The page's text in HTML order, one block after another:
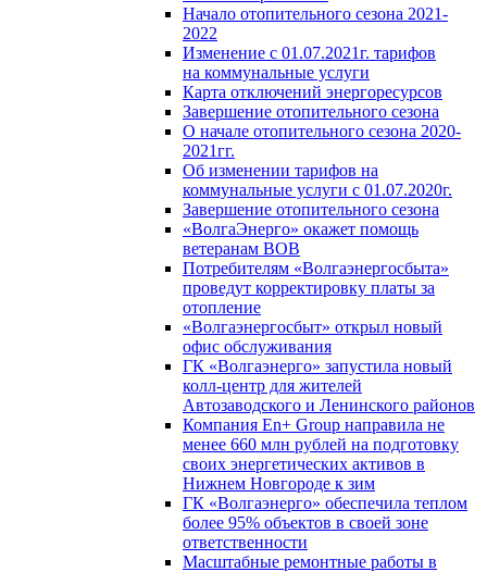
Начало отопительного сезона 2021-
2022
Изменение с 01.07.2021г. тарифов
на коммунальные услуги
Карта отключений энергоресурсов
Завершение отопительного сезона
О начале отопительного сезона 2020-
2021гг.
Об изменении тарифов на
коммунальные услуги с 01.07.2020г.
Завершение отопительного сезона
«ВолгаЭнерго» окажет помощь
ветеранам ВОВ
Потребителям «Волгаэнергосбыта»
проведут корректировку платы за
отопление
«Волгаэнергосбыт» открыл новый
офис обслуживания
ГК «Волгаэнерго» запустила новый
колл-центр для жителей
Автозаводского и Ленинского районов
Компания En+ Group направила не
менее 660 млн рублей на подготовку
своих энергетических активов в
Нижнем Новгороде к зим
ГК «Волгаэнерго» обеспечила теплом
более 95% объектов в своей зоне
ответственности
Масштабные ремонтные работы в